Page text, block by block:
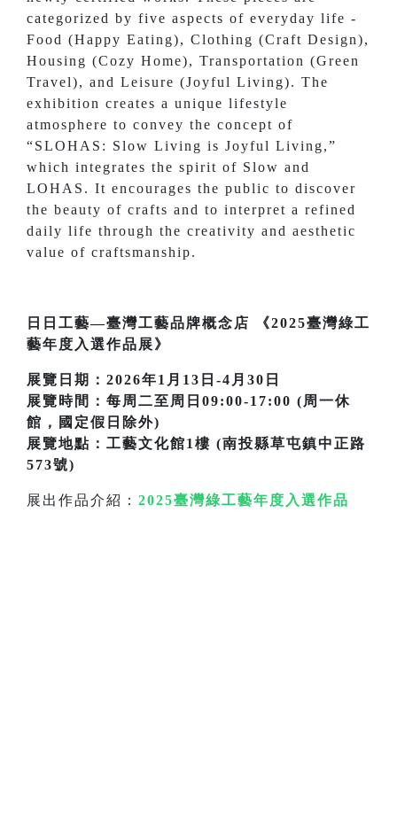
categorized by five aspects of everyday life -
Food (Happy Eating), Clothing (Craft Design),
Housing (Cozy Home), Transportation (Green
Travel), and Leisure (Joyful Living). The
exhibition creates a unique lifestyle
atmosphere to convey the concept of
“SLOHAS: Slow Living is Joyful Living,”
which integrates the spirit of Slow and
LOHAS. It encourages the public to discover
the beauty of crafts and to interpret a refined
daily life through the creativity and aesthetic
value of craftsmanship.
日日工藝—臺灣工藝品牌概念店
《2025臺灣綠工
藝年度入選作品展》
展覽日期：2026年1月13日-4月30日
展覽時間：每周二至周日09:00-17:00 (周一休
館，國定假日除外)
展覽地點：工藝文化館1樓 (南投縣草屯鎮中正路
573號)
展出作品介紹： 2025臺灣綠工藝年度入選作品